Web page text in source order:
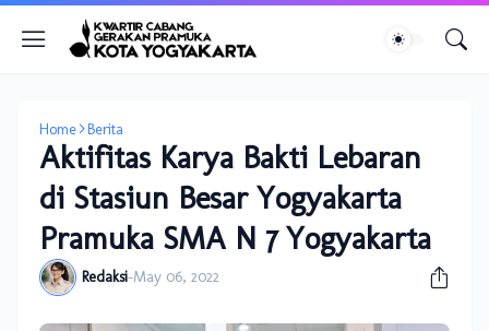
Home Berita
Aktifitas Karya Bakti Lebaran
di Stasiun Besar Yogyakarta
Pramuka SMA N 7 Yogyakarta
Redaksi-May 06, 2022